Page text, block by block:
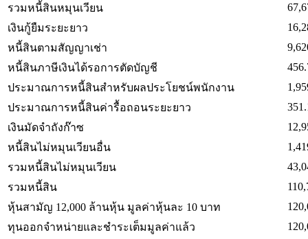
รวมหนี้สินหมุนเวียน
เงินกู้ยืมระยะยาว
หนี้สินตามสัญญาเช่า
หนี้สินภาษีเงินได้รอการตัดบัญชี
ประมาณการหนี้สินสำหรับผลประโยชน์พนักงาน
ประมาณการหนี้สินค่ารื้อถอนระยะยาว
เงินมัดจำถังก๊าซ
หนี้สินไม่หมุนเวียนอื่น
รวมหนี้สินไม่หมุนเวียน
รวมหนี้สิน
หุ้นสามัญ 12,000 ล้านหุ้น มูลค่าหุ้นละ 10 บาท
ทุนออกจำหน่ายและชำระเต็มมูลค่าแล้ว